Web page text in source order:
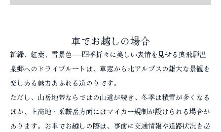
車でお越しの場合
新緑、紅葉、雪景色——四季折々に美しい表情を見せる奥飛騨温
泉郷へのドライブルートは、車窓から北アルプスの雄大な景観を
楽しめる魅力あふれる道のりです。
ただし、山岳地帯ならではの山道が続き、冬季は積雪が多くなる
ほか、上高地・乗鞍岳方面にはマイカー規制が設けられる場合が
あります。お車でお越しの際は、事前に交通情報や道路状況を必